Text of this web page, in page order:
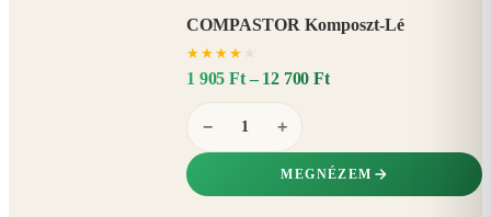
COMPASTOR Komposzt-Lé
★ ★ ★ ★
1 905 Ft – 12 700 Ft
− +
MEGNÉZEM